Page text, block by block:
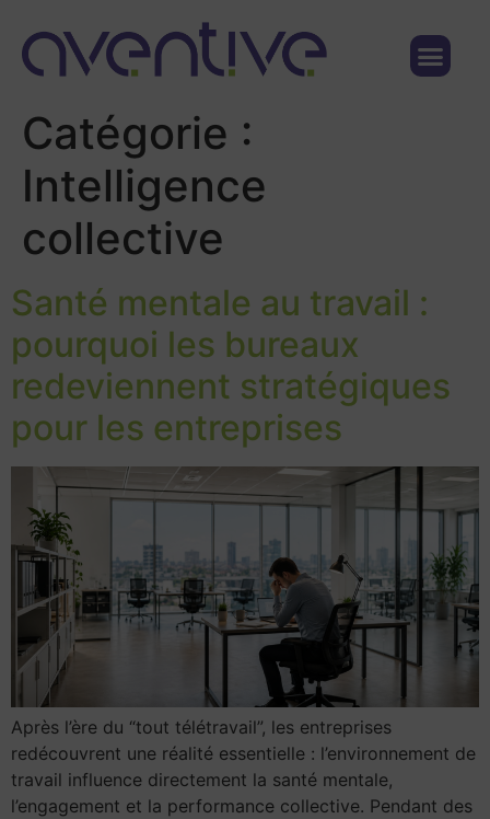
Catégorie :
Intelligence
collective
Santé mentale au travail :
pourquoi les bureaux
redeviennent stratégiques
pour les entreprises
Après l’ère du “tout télétravail”, les entreprises
redécouvrent une réalité essentielle : l’environnement de
travail influence directement la santé mentale,
l’engagement et la performance collective. Pendant des